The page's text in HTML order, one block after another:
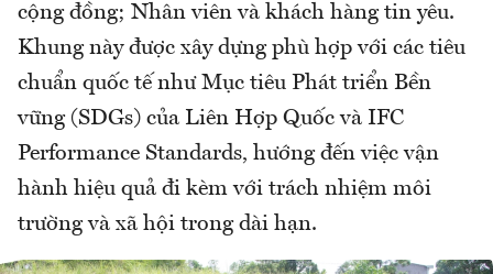
cộng đồng; Nhân viên và khách hàng tin yêu.
Khung này được xây dựng phù hợp với các tiêu
chuẩn quốc tế như Mục tiêu Phát triển Bền
vững (SDGs) của Liên Hợp Quốc và IFC
Performance Standards, hướng đến việc vận
hành hiệu quả đi kèm với trách nhiệm môi
trường và xã hội trong dài hạn.